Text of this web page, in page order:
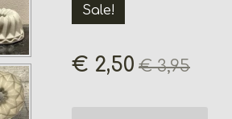
Sale!
€ 2,50 € 3,95